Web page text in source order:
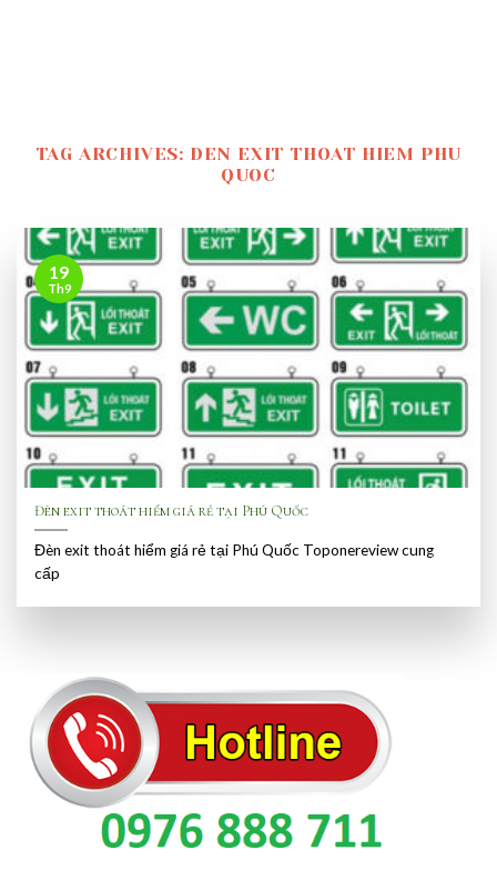
TAG ARCHIVES: DEN EXIT THOAT HIEM PHU
QUOC
Đèn exit thoát hiểm giá rẻ tại Phú Quốc
Đèn exit thoát hiểm giá rẻ tại Phú Quốc Toponereview cung
cấp
19
Th9